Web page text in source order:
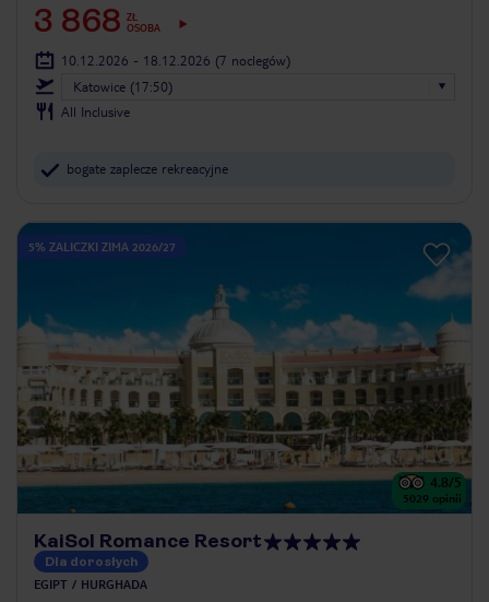
3 868 ZŁ
OSOBA
10.12.2026 - 18.12.2026 (7 noclegów)
Katowice (17:50)
All Inclusive
bogate zaplecze rekreacyjne
5% ZALICZKI ZIMA 2026/27
4.8/5
5029 opinii
KaiSol Romance Resort
Dla dorosłych
EGIPT HURGHADA